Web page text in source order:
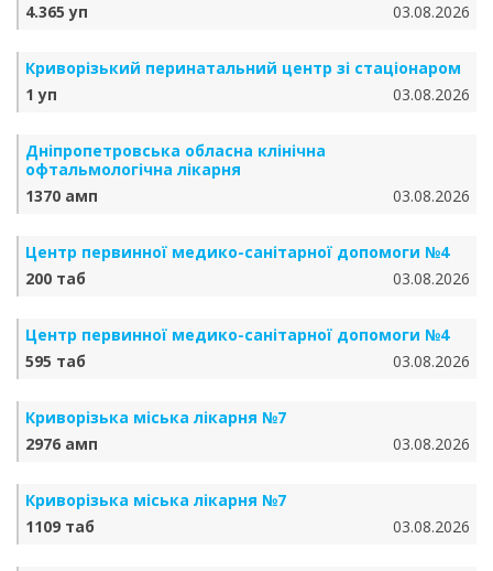
4.365 уп
03.08.2026
Криворізький перинатальний центр зі стаціонаром
1 уп
03.08.2026
Дніпропетровська обласна клінічна
офтальмологічна лікарня
1370 амп
03.08.2026
Центр первинної медико-санітарної допомоги №4
200 таб
03.08.2026
Центр первинної медико-санітарної допомоги №4
595 таб
03.08.2026
Криворізька міська лікарня №7
2976 амп
03.08.2026
Криворізька міська лікарня №7
1109 таб
03.08.2026